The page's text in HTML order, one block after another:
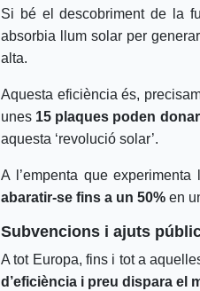
Si bé el descobriment de la
absorbia llum solar per
alta.
Aquesta eficiència és,
unes 15 plaques poden
aquesta ‘revolució solar’.
A l’empenta que
abaratir-se fins a un 50% en
Subvencions i ajuts
A tot Europa, fins i tot a
d’eficiència i preu dispara el